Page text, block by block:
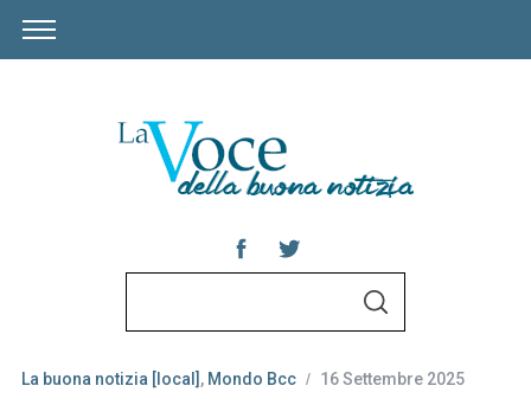
r
S
C
H
La buona notizia [local] , Mondo Bcc 16 Settembre 2025